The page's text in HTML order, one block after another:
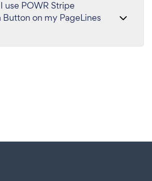
use POWR Stripe
on my PageLines